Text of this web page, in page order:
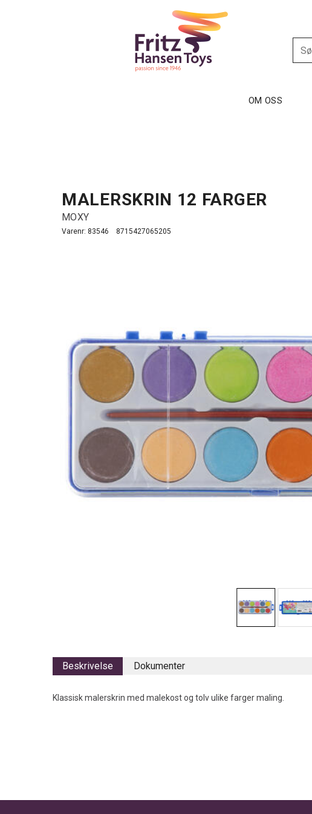
OM OSS
MALERSKRIN 12 FARGER
MOXY
Varenr: 83546 8715427065205
Beskrivelse Dokumenter
Klassisk malerskrin med malekost og tolv ulike farger maling.